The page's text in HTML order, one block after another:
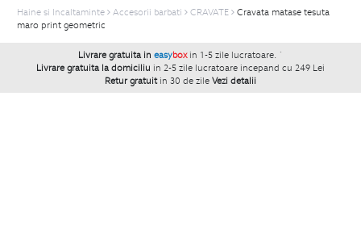
Haine si Incaltaminte Accesorii barbati CRAVATE
Cravata matase tesuta
maro print geometric
Livrare gratuita in easybox in 1-5 zile lucratoare. `
Livrare gratuita la domiciliu in 2-5 zile lucratoare incepand cu 249 Lei
Retur gratuit in 30 de zile Vezi detalii